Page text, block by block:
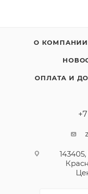
О КОМПАНИИ
ОПЛАТА И